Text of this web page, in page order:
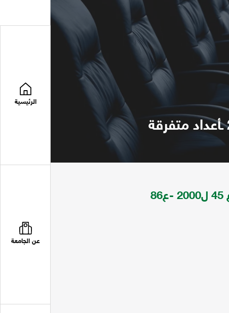
الرئيسية
عن الجامعة
مجلة الوطن تعني بشؤون المغتربين اليمنيون ع 45 ل2000 -ع86